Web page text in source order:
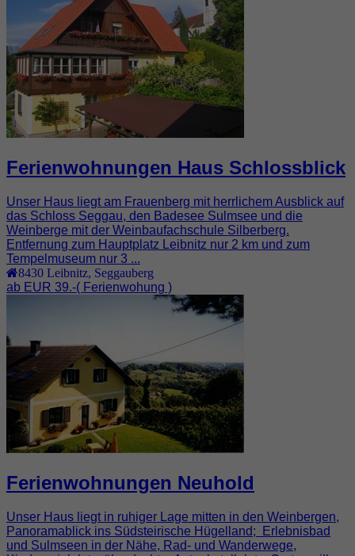
Ferienwohnungen Haus Schlossblick
Unser Haus liegt am Frauenberg mit herrlichem Ausblick auf
das Schloss Seggau, den Badesee Sulmsee und die
Weinberge mit der Weinbaufachschule Silberberg.
Entfernung zum Hauptplatz Leibnitz nur 2 km und zum
Tempelmuseum nur 3 ...
8430 Leibnitz Seggauberg
ab EUR 39.-( Ferienwohung )
Ferienwohnungen Neuhold
Unser Haus liegt in ruhiger Lage mitten in den Weinbergen,
Panoramablick ins Südsteirische Hügelland; Erlebnisbad
und Sulmseen in der Nähe, Rad- und Wanderwege,